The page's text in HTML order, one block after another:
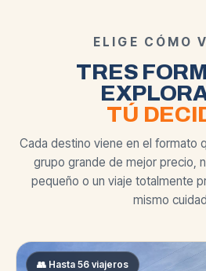
ELIGE CÓMO
TRES
TÚ
Cada destino viene en el formato
grupo grande de mejor precio,
pequeño o un viaje totalmente
mismo
👥 Hasta 56 viajeros